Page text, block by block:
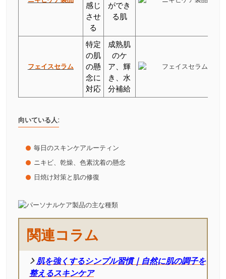
感じ
させ
る
ができ
る肌
フェイスセラム
特定
の肌
の懸
念に
対応
成熟肌
のケ
ア、輝
き、水
分補給
向いている人:
毎日のスキンケアルーティン
ニキビ、乾燥、色素沈着の懸念
日焼け対策と肌の修復
関連コラム
肌を強くするシンプル習慣｜自然に肌の調子を
整えるスキンケア